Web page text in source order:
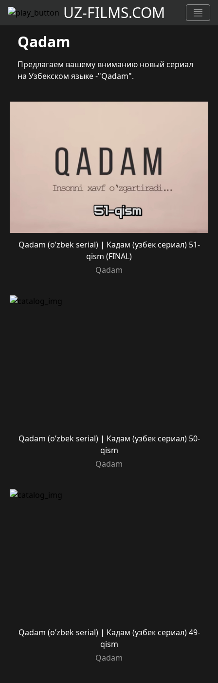
UZ-FILMS.COM
Qadam
Предлагаем вашему вниманию новый сериал
на Узбекском языке -"Qadam".
Qadam (o’zbek serial) | Кадам (узбек сериал) 51-
qism (FINAL)
Qadam
Qadam (o’zbek serial) | Кадам (узбек сериал) 50-
qism
Qadam
Qadam (o’zbek serial) | Кадам (узбек сериал) 49-
qism
Qadam